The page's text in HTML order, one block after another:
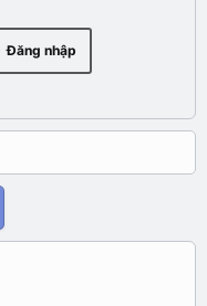
Đăng nhập